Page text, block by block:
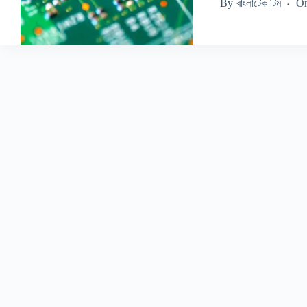
By বাংলাটেক টিম